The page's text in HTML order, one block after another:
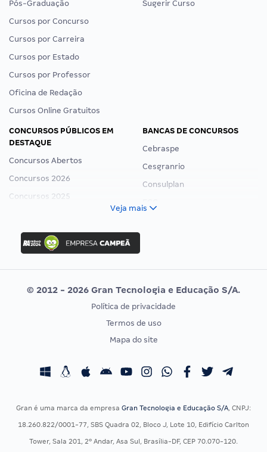
Pós-Graduação
Cursos por Concurso
Cursos por Carreira
Cursos por Estado
Cursos por Professor
Oficina de Redação
Cursos Online Gratuitos
Sugerir Curso
CONCURSOS PÚBLICOS EM
DESTAQUE
Concursos Abertos
Concursos 2026
Concursos 2025
Concurso Ibama
Concurso MPU
Editais publicados
BANCAS DE CONCURSOS
Cebraspe
Cesgranrio
Consulplan
Vunesp
CONCURSOS POR PROFISSÃO
Concursos Fiscais
Concursos Saúde
EXAME DE ORDEM
Calendário OAB
Veja mais
© 2012 - 2026 Gran Tecnologia e Educação S/A.
Política de privacidade
Termos de uso
Mapa do site
Gran é uma marca da empresa Gran Tecnologia e Educação S/A, CNPJ:
18.260.822/0001-77, SBS Quadra 02, Bloco J, Lote 10, Edifício Carlton
Tower, Sala 201, 2º Andar, Asa Sul, Brasília-DF, CEP 70.070-120.